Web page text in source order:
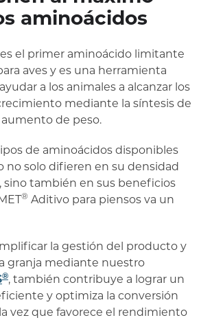
aminoácidos
el primer aminoácido limitante
aves y es una herramienta
a los animales a alcanzar los
mediante la síntesis de
de peso.
de aminoácidos disponibles
no solo difieren en su densidad
sino también en sus beneficios
® Aditivo para piensos va un
la gestión del producto y
granja mediante nuestro
®, también contribuye a lograr un
y optimiza la conversión
vez que favorece el rendimiento